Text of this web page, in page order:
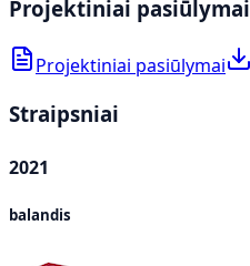
Projektiniai pasiūlymai
Projektiniai pasiūlymai
Straipsniai
2021
balandis